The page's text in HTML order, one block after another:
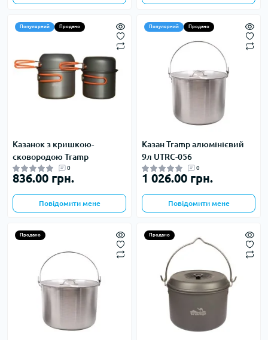
Популярний Продано
Казанок з кришкою-
сковородою Tramp
0
836.00 грн.
Повідомити мене
Популярний Продано
Казан Tramp алюмінієвий
9л UTRC-056
0
1 026.00 грн.
Повідомити мене
Продано Продано